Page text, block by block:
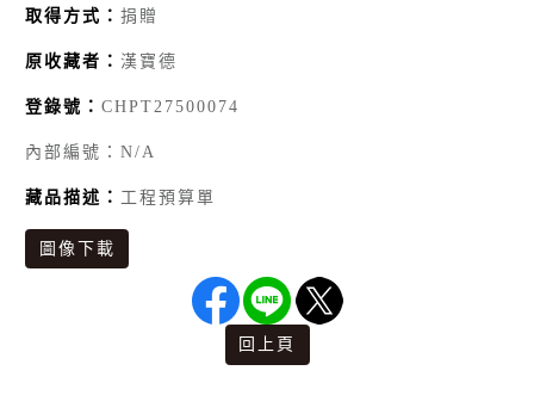
取得方式： 捐贈
原收藏者： 漢寶德
登錄號： CHPT27500074
內部編號：N/A
藏品描述： 工程預算單
圖像下載
回上頁